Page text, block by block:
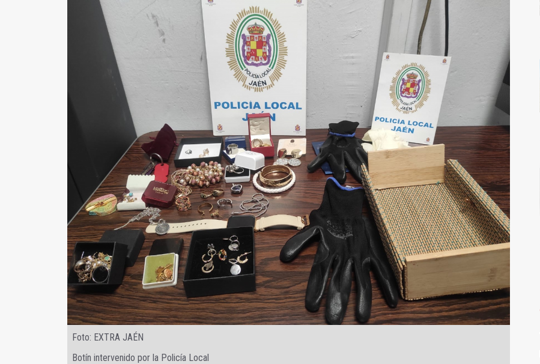
Foto: EXTRA JAÉN
Botín intervenido por la Policía Local